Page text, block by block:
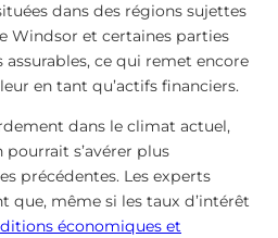
dans des régions sujettes
Windsor et certaines parties
ce qui remet encore
en tant qu’actifs financiers.
dans le climat actuel,
pourrait s’avérer plus
précédentes. Les experts
que, même si les taux d’intérêt
économiques et